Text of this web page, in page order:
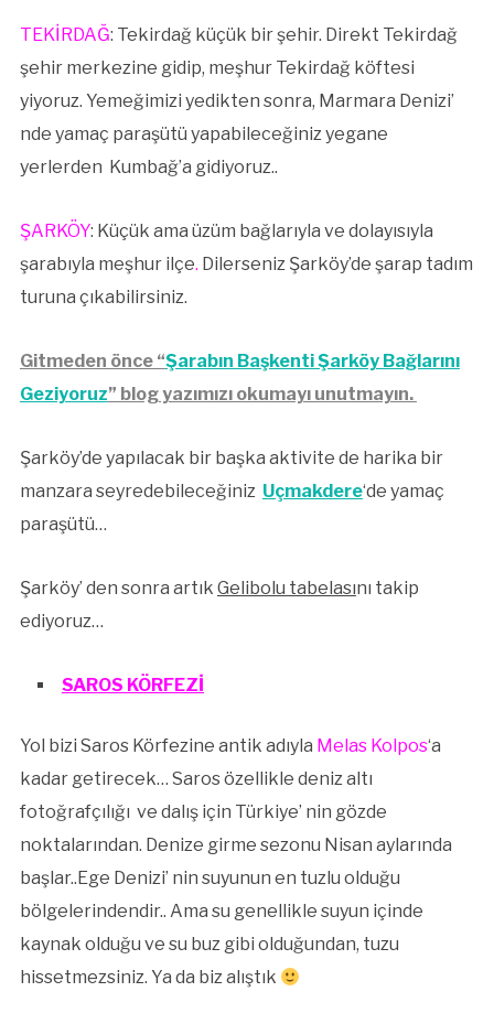
TEKİRDAĞ: Tekirdağ küçük bir şehir. Direkt Tekirdağ
şehir merkezine gidip, meşhur Tekirdağ köftesi
yiyoruz. Yemeğimizi yedikten sonra, Marmara Denizi’
nde yamaç paraşütü yapabileceğiniz yegane
yerlerden Kumbağ’a gidiyoruz..
ŞARKÖY: Küçük ama üzüm bağlarıyla ve dolayısıyla
şarabıyla meşhur ilçe. Dilerseniz Şarköy’de şarap tadım
turuna çıkabilirsiniz.
Gitmeden önce “Şarabın Başkenti Şarköy Bağlarını
Geziyoruz” blog yazımızı okumayı unutmayın.
Şarköy’de yapılacak bir başka aktivite de harika bir
manzara seyredebileceğiniz Uçmakdere‘de yamaç
paraşütü…
Şarköy’ den sonra artık Gelibolu tabelasını takip
ediyoruz…
SAROS KÖRFEZİ
Yol bizi Saros Körfezine antik adıyla Melas Kolpos‘a
kadar getirecek… Saros özellikle deniz altı
fotoğrafçılığı ve dalış için Türkiye’ nin gözde
noktalarından. Denize girme sezonu Nisan aylarında
başlar..Ege Denizi’ nin suyunun en tuzlu olduğu
bölgelerindendir.. Ama su genellikle suyun içinde
kaynak olduğu ve su buz gibi olduğundan, tuzu
hissetmezsiniz. Ya da biz alıştık